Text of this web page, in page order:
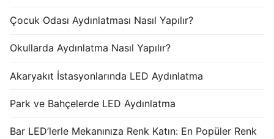
Çocuk Odası Aydınlatması Nasıl Yapılır?
Okullarda Aydınlatma Nasıl Yapılır?
Akaryakıt İstasyonlarında LED Aydınlatma
Park ve Bahçelerde LED Aydınlatma
Bar LED’lerle Mekanınıza Renk Katın: En Popüler Renk